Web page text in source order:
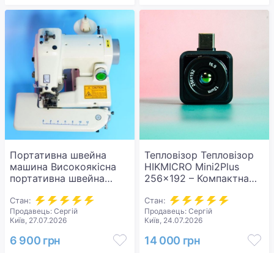
Портативна швейна
машина Високоякісна
портативна швейна
стібка TIANGUOHE CM-
502 120 Вт. Нова.
Стан:
Продавець: Сергій
Київ, 27.07.2026
6 900 грн
Тепловізор Тепловізор
HIKMICRO Mini2Plus
256×192 – Компактна
зображенням. Новий.
Стан:
Продавець: Сергій
Київ, 24.07.2026
14 000 грн